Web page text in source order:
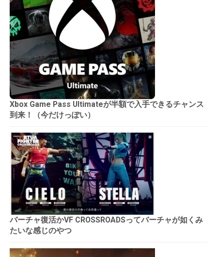
Xbox Game Pass Ultimateが半額で入手できるチャンス
到来！（今だけっぽい）
バーチャ復活かVF CROSSROADSってバーチャが如くみ
たいな感じのやつ